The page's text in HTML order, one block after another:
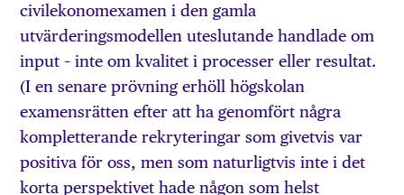
civilekonomexamen i den gamla
utvärderingsmodellen uteslutande handlade om
input – inte om kvalitet i processer eller resultat.
(I en senare prövning erhöll högskolan
examensrätten efter att ha genomfört några
kompletterande rekryteringar som givetvis var
positiva för oss, men som naturligtvis inte i det
korta perspektivet hade någon som helst